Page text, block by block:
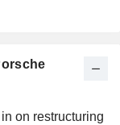
on restructuring